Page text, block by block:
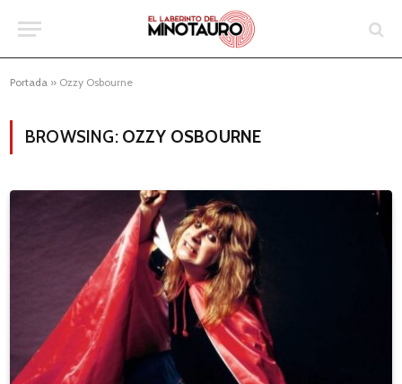
Portada » Ozzy Osbourne
BROWSING: OZZY OSBOURNE